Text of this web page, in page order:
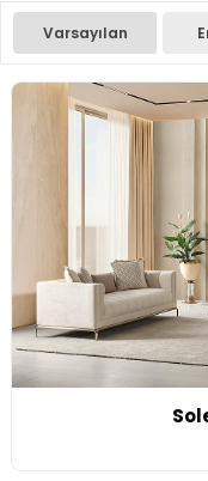
Varsayılan